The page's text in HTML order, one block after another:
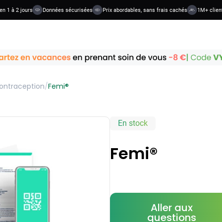
1 à 2 jours Données sécurisées Prix abordables, sans frais cachés 1M+
/Femi®
En stock
Femi®
Aller aux
questions